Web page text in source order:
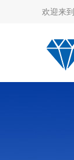
欢迎来到